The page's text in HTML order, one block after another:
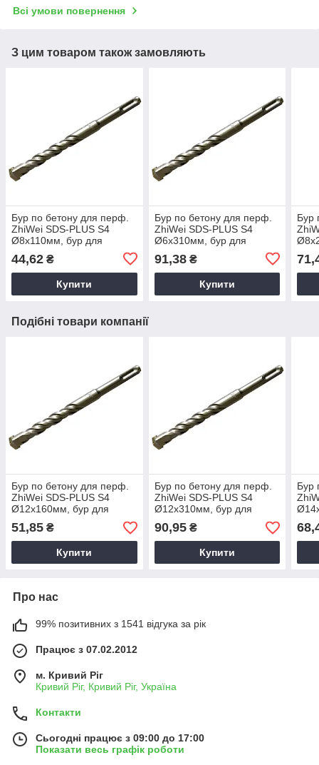
Всі умови повернення
З цим товаром також замовляють
Бур по бетону для перф.
ZhiWei SDS-PLUS S4
Ø8х110мм, бур для
буріння бетона, бур для
перфоратора
44,62 ₴
Купити
Бур по бетону для перф.
ZhiWei SDS-PLUS S4
Ø6х310мм, бур для
буріння бетона, бур для
перфоратора
91,38₴
Купити
Бур
Подібні товари компанії
Бур по бетону для перф.
ZhiWei SDS-PLUS S4
Ø12х160мм, бур для
буріння бетона, бур для
перфоратора
51,85 ₴
Купити
Бур по бетону для перф.
ZhiWei SDS-PLUS S4
Ø12х310мм, бур для
буріння бетона, бур для
перфоратора
90,95₴
Купити
Бур
Про нас
99% позитивних з 1541 відгука за рік
Працює з 07.02.2012
м. Кривий Ріг
Кривий Ріг, Кривий Ріг, Україна
Контакти
Сьогодні працює з 09:00 до 17:00
Показати весь графік роботи